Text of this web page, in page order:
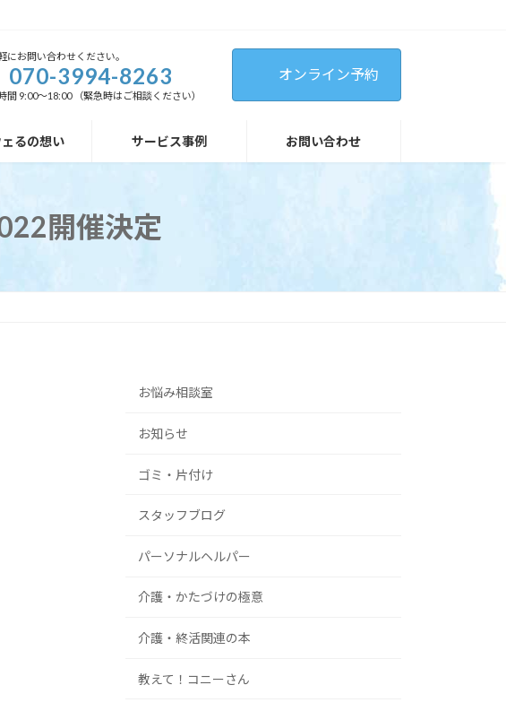
にお問い合わせください。
070-3994-8263
間 9:00～18:00 （緊急時はご相談ください）
オンライン予約
るの想い サービス事例 お問い合わせ
開催決定
お悩み相談室
お知らせ
ゴミ・片付け
スタッフブログ
パーソナルヘルパー
介護・かたづけの極意
介護・終活関連の本
教えて！コニーさん